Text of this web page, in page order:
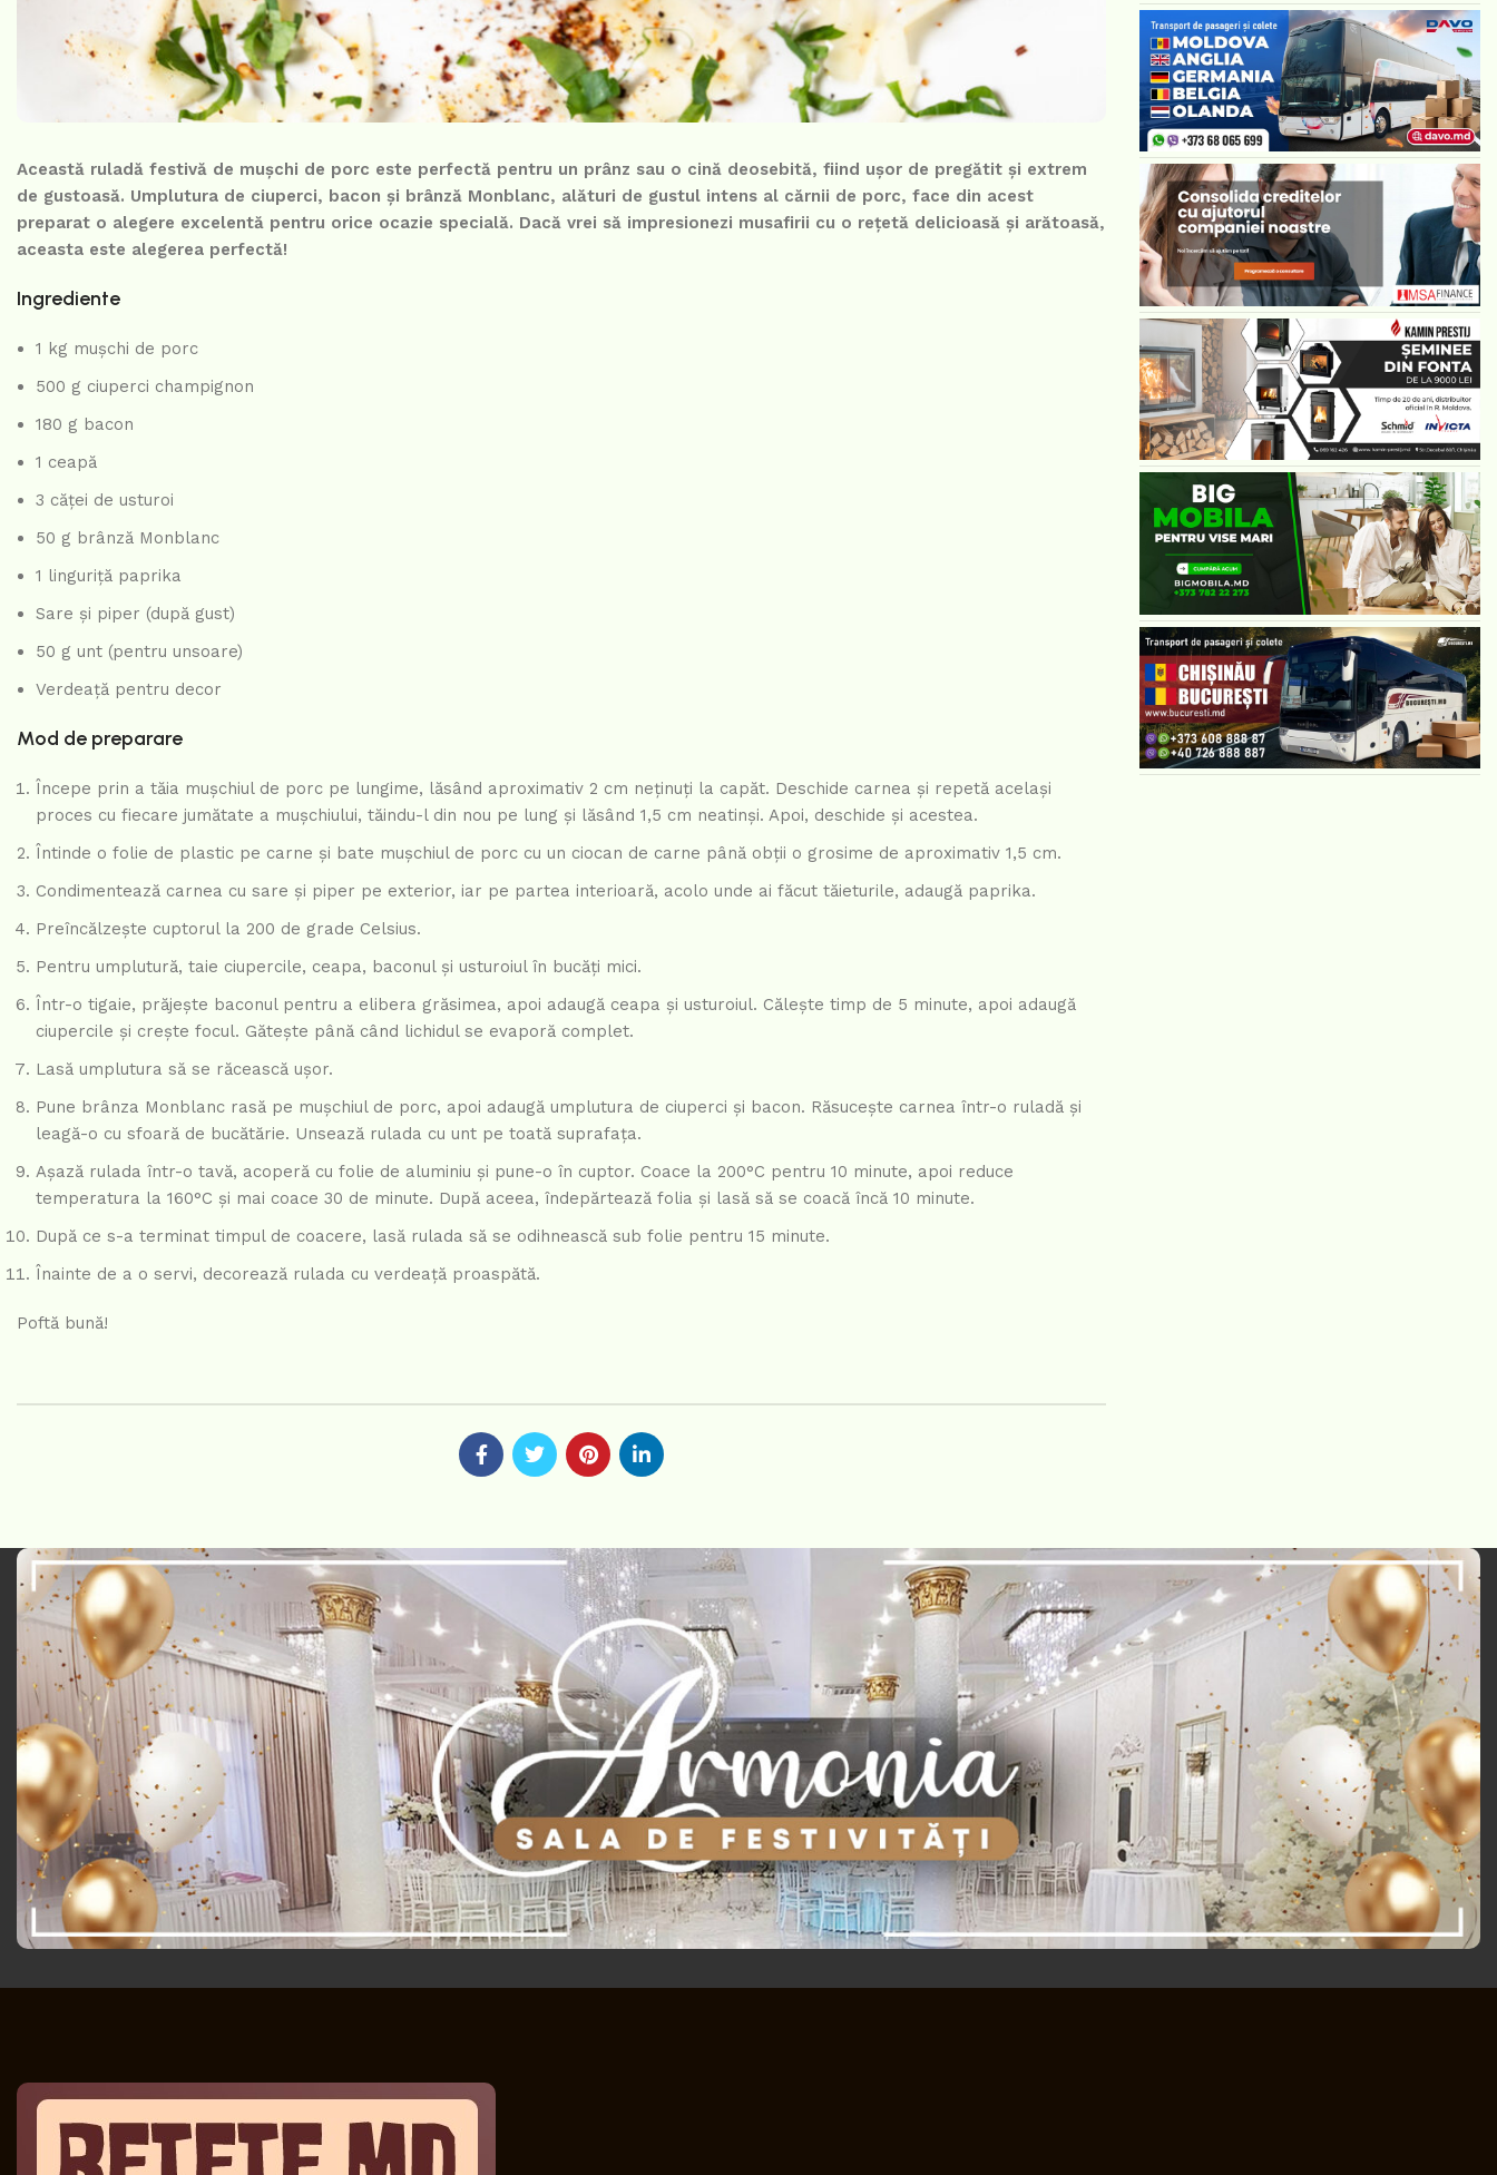
Această ruladă festivă de mușchi de porc este perfectă pentru un prânz sau o cină deosebită, fiind ușor de pregătit și extrem
de gustoasă. Umplutura de ciuperci, bacon și brânză Monblanc, alături de gustul intens al cărnii de porc, face din acest
preparat o alegere excelentă pentru orice ocazie specială. Dacă vrei să impresionezi musafirii cu o rețetă delicioasă și arătoasă,
aceasta este alegerea perfectă!
Ingrediente
1 kg mușchi de porc
500 g ciuperci champignon
180 g bacon
1 ceapă
3 căței de usturoi
50 g brânză Monblanc
1 linguriță paprika
Sare și piper (după gust)
50 g unt (pentru unsoare)
Verdeață pentru decor
Mod de preparare
Începe prin a tăia mușchiul de porc pe lungime, lăsând aproximativ 2 cm neținuți la capăt. Deschide carnea și repetă același
proces cu fiecare jumătate a mușchiului, tăindu-l din nou pe lung și lăsând 1,5 cm neatinși. Apoi, deschide și acestea.
Întinde o folie de plastic pe carne și bate mușchiul de porc cu un ciocan de carne până obții o grosime de aproximativ 1,5 cm.
Condimentează carnea cu sare și piper pe exterior, iar pe partea interioară, acolo unde ai făcut tăieturile, adaugă paprika.
Preîncălzește cuptorul la 200 de grade Celsius.
Pentru umplutură, taie ciupercile, ceapa, baconul și usturoiul în bucăți mici.
Într-o tigaie, prăjește baconul pentru a elibera grăsimea, apoi adaugă ceapa și usturoiul. Călește timp de 5 minute, apoi adaugă
ciupercile și crește focul. Gătește până când lichidul se evaporă complet.
Lasă umplutura să se răcească ușor.
Pune brânza Monblanc rasă pe mușchiul de porc, apoi adaugă umplutura de ciuperci și bacon. Răsucește carnea într-o ruladă și
leagă-o cu sfoară de bucătărie. Unsează rulada cu unt pe toată suprafața.
Așază rulada într-o tavă, acoperă cu folie de aluminiu și pune-o în cuptor. Coace la 200°C pentru 10 minute, apoi reduce
temperatura la 160°C și mai coace 30 de minute. După aceea, îndepărtează folia și lasă să se coacă încă 10 minute.
După ce s-a terminat timpul de coacere, lasă rulada să se odihnească sub folie pentru 15 minute.
Înainte de a o servi, decorează rulada cu verdeață proaspătă.
Poftă bună!